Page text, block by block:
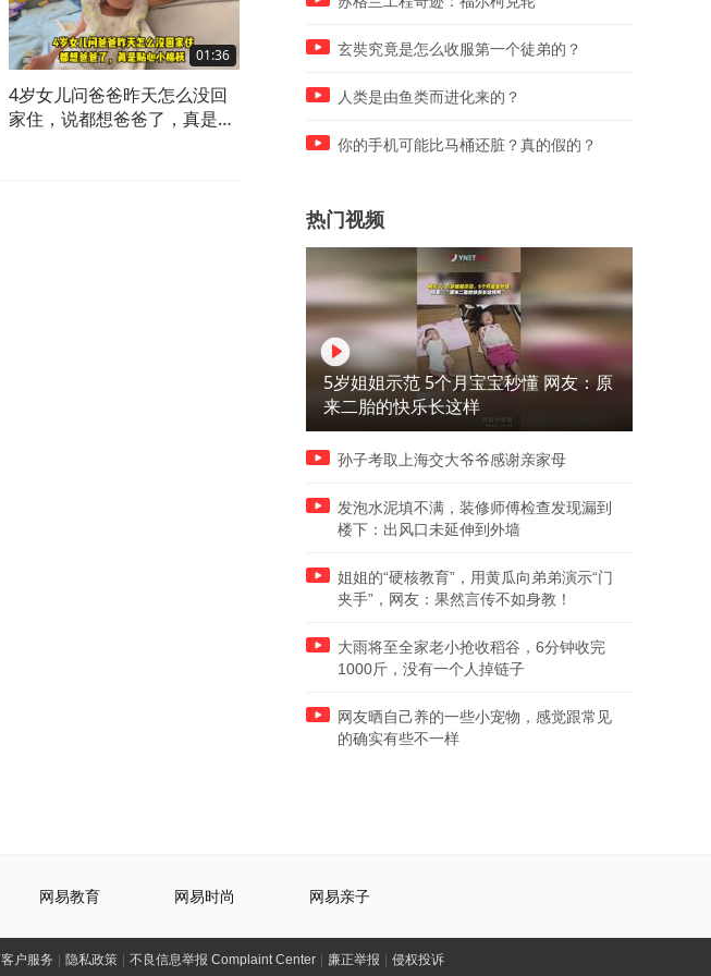
01:36
4岁女儿问爸爸昨天怎么没回
家住，说都想爸爸了，真是贴
01:33
4岁女儿偷摸玩手机，早晨醒
她没办法
朋友给女儿买了个盲盒，4岁
欢的礼物
玄奘究竟是怎么收服第一个徒弟的？
人类是由鱼类而进化来的？
你的手机可能比马桶还脏？真的假的？
热门视频
5岁姐姐示范 5个月宝宝秒懂 网友：原
来二胎的快乐长这样
孙子考取上海交大爷爷感谢亲家母
发泡水泥填不满，装修师傅检查发现漏到
楼下：出风口未延伸到外墙
姐姐的“硬核教育”，用黄瓜向弟弟演示“门
夹手”，网友：果然言传不如身教！
大雨将至全家老小抢收稻谷，6分钟收完
1000斤，没有一个人掉链子
网友晒自己养的一些小宠物，感觉跟常见
的确实有些不一样
网易教育 网易时尚 网易亲子
客户服务 隐私政策 不良信息举报 Complaint Center 廉正举报 侵权投诉